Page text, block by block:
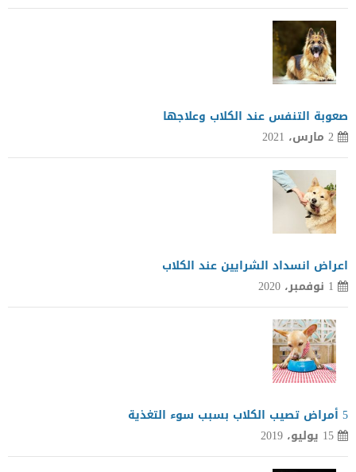
صعوبة التنفس عند الكلاب وعلاجها
2 مارس، 2021
اعراض انسداد الشرايين عند الكلاب
1 نوفمبر، 2020
5 أمراض تصيب الكلاب بسبب سوء التغذية
15 يوليو، 2019